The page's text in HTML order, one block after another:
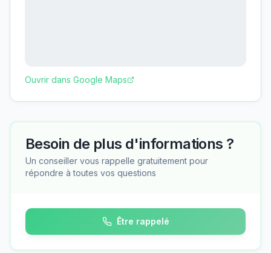
Ouvrir dans Google Maps
Besoin de plus d'informations ?
Un conseiller vous rappelle gratuitement pour
répondre à toutes vos questions
Être rappelé